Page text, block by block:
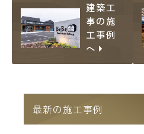
建築工
事の施
工事例
へ
最新の施工事例